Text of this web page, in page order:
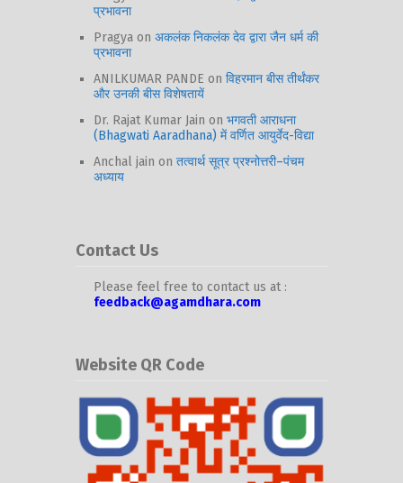
प्रभावना
Pragya on अकलंक निकलंक देव द्वारा जैन धर्म की
प्रभावना
ANILKUMAR PANDE on विहरमान बीस तीर्थंकर
और उनकी बीस विशेषतायें
Dr. Rajat Kumar Jain on भगवती आराधना
(Bhagwati Aaradhana) में वर्णित आयुर्वेद-विद्या
Anchal jain on तत्वार्थ सूत्र प्रश्नोत्तरी–पंचम
अध्याय
Contact Us
Please feel free to contact us at :
feedback@agamdhara.com
Website QR Code